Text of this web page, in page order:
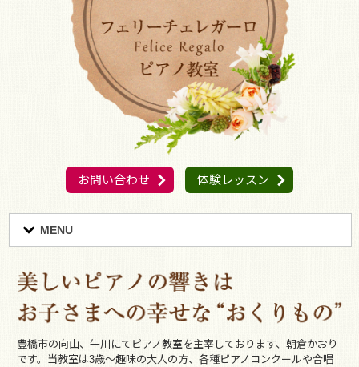
お問い合わせ 体験レッスン
MENU
豊橋市の向山、牛川にてピアノ教室を主宰しております、朝倉かおり
です。当教室は3歳～趣味の大人の方、各種ピアノコンクールや合唱